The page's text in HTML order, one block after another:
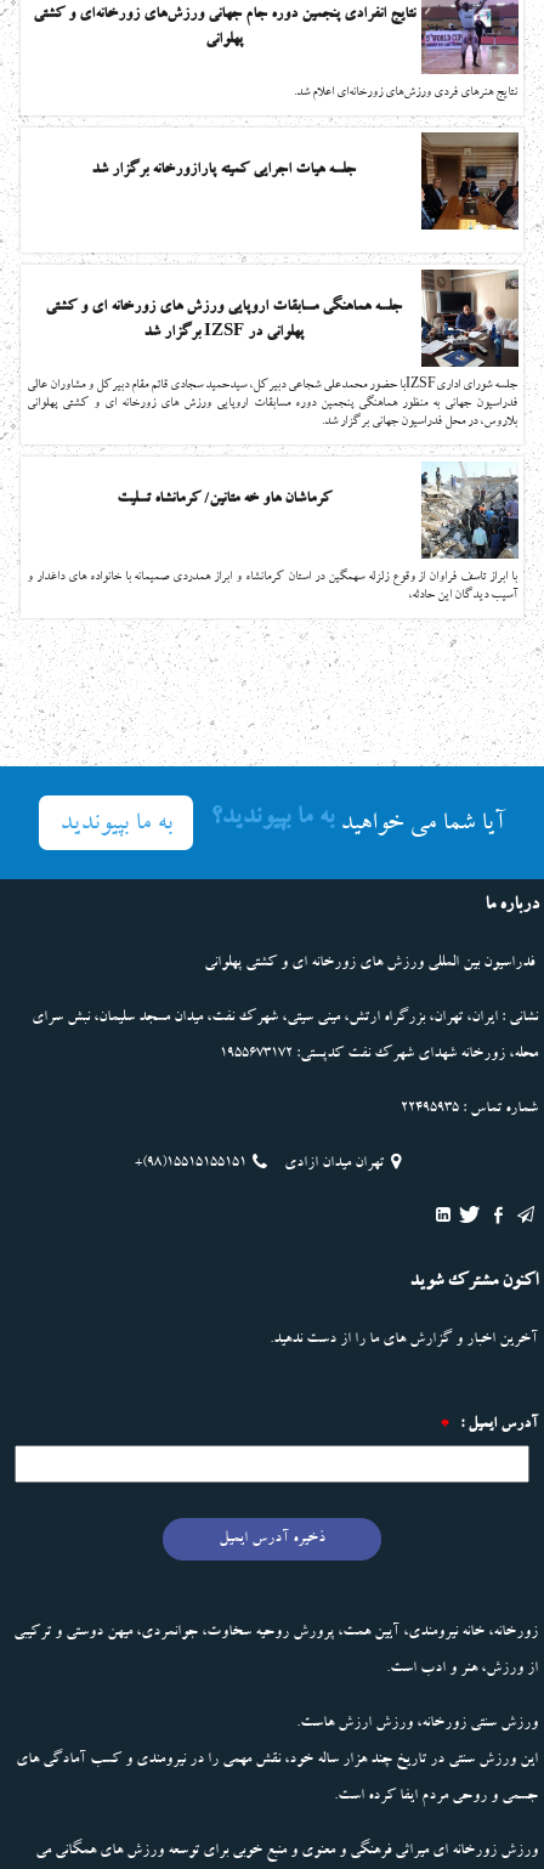
نتایج انفرادی پنجمین دوره جام جهانی ورزش‌های زورخانه‌ای و کشتی
پهلوانی
نتایج هنرهای فردی ورزش‌های زورخانه‌ای اعلام شد.
جلسه هیات اجرایی کمیته پارازورخانه برگزار شد
جلسه هماهنگی مسابقات اروپایی ورزش های زورخانه ای و کشتی
پهلوانی در IZSF برگزار شد
جلسه شورای اداریIZSFبا حضور محمدعلی شجاعی دبیرکل، سیدحمید سجادی قائم مقام دبیرکل و مشاوران عالی
فدراسیون جهانی به منظور هماهنگی پنجمین دوره مسابقات اروپایی ورزش های زورخانه ای و کشتی پهلوانی
بلاروس، در محل فدراسیون جهانی برگزار شد.
کرماشان هاو خه متانین/ کرمانشاه تسلیت
با ابراز تاسف فراوان از وقوع زلزله سهمگین در استان کرمانشاه و ابراز همدردی صمیمانه با خانواده های داغدار و
آسیب دیدگان این حادثه،
آیا شما می خواهیدبه ما بپیوندید؟ به ما بپیوندید
درباره ما
فدراسیون بین المللی ورزش های زورخانه ای و کشتی پهلوانی
نشانی : ایران، تهران، بزرگراه ارتش، مینی سیتی، شهرک نفت، میدان مسجد سلیمان، نبش سرای
محله، زورخانه شهدای شهرک نفت کدپستی: 1955673172
شماره تماس : 22495935
تهران میدان ازادی +(98)15515155151
اکنون مشترک شوید
آخرین اخبار و گزارش های ما را از دست ندهید.
آدرس ایمیل : *
ذخیره آدرس ایمیل
زورخانه، خانه نیرومندی، آیین همت، پرورش روحیه سخاوت، جوانمردی، میهن دوستی و ترکیبی
از ورزش، هنر و ادب است.
ورزش سنتی زورخانه، ورزش ارزش هاست.
این ورزش سنتی در تاریخ چند هزار ساله خود، نقش مهمی را در نیرومندی و کسب آمادگی های
جسمی و روحی مردم ایفا کرده است.
ورزش زورخانه ای میراثی فرهنگی و معنوی و منبع خوبی برای توسعه ورزش های همگانی می